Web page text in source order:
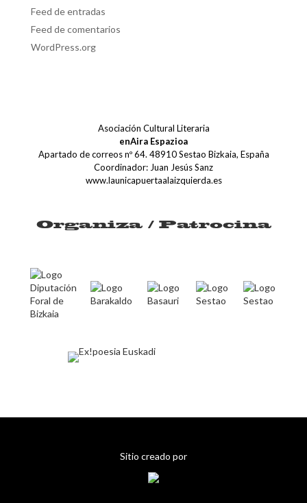
Feed de entradas
Feed de comentarios
WordPress.org
Asociación Cultural Literaria
enAira Espazioa
Apartado de correos nº 64. 48910 Sestao Bizkaia, España
Coordinador: Juan Jesús Sanz
www.launicapuertaalaizquierda.es
Organiza / Patrocina
Sitio creado por